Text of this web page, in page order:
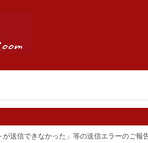
が送信できなかった」等の送信エラーのご